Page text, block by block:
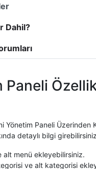
Dahil?
Paneli
Yönetim Paneli Üzerinden
detaylı bilgi
alt menü ekleyebilirsiniz.
ve alt kategorisi